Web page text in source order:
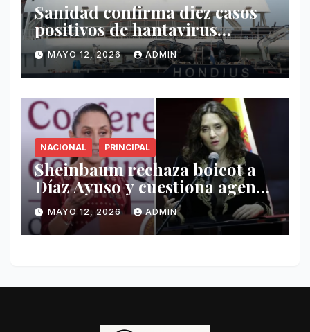
Sanidad confirma diez casos
positivos de hantavirus
vinculados al crucero MV
Hondius
MAYO 12, 2026 ADMIN
NACIONAL PRINCIPAL
Sheinbaum rechaza boicot a
Díaz Ayuso y cuestiona agenda
de funcionaria española
MAYO 12, 2026 ADMIN